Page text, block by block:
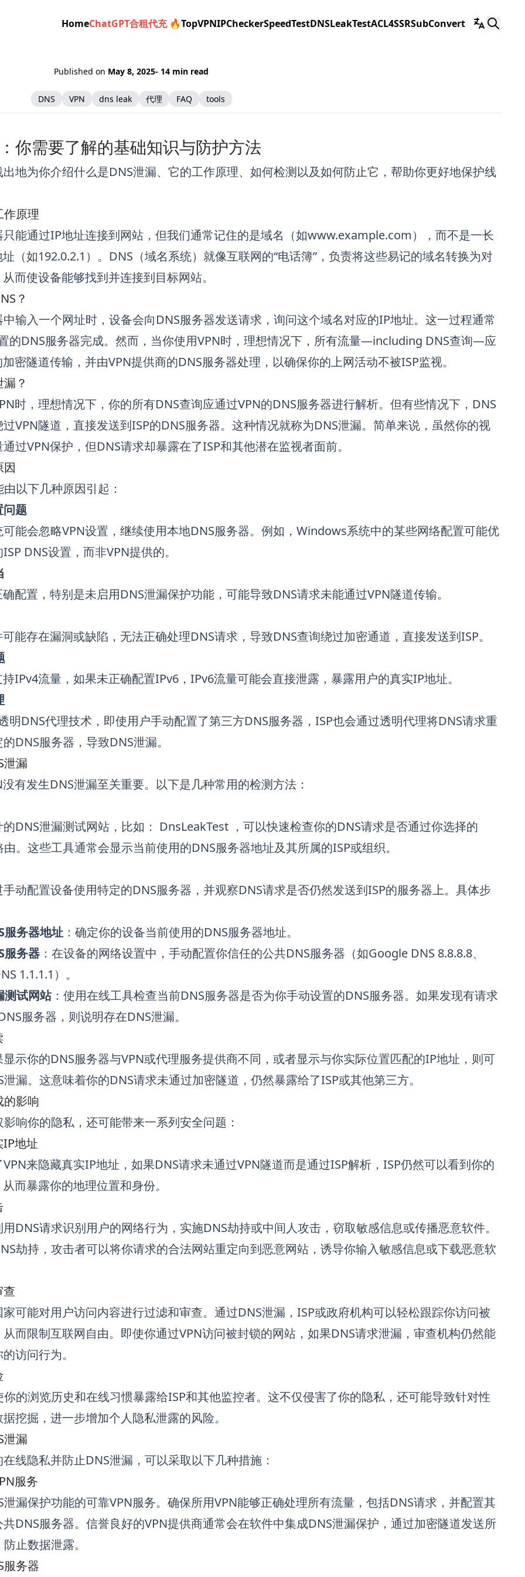
HomeChatGPT合租代充 🔥TopVPNIPCheckerSpeedTestDNSLeakTestACL4SSRSubConvert
Published on May 8, 2025- 14 min read
DNS VPN dns leak 代理 FAQ tools
你需要了解的基础知识与防护方法
地为你介绍什么是DNS泄漏、它的工作原理、如何检测以及如何防止它，帮助你更好地保护线
作原理
能通过IP地址连接到网站，但我们通常记住的是域名（如www.example.com），而不是一长
（如192.0.2.1）。DNS（域名系统）就像互联网的“电话簿”，负责将这些易记的域名转换为对
而使设备能够找到并连接到目标网站。
？
输入一个网址时，设备会向DNS服务器发送请求，询问这个域名对应的IP地址。这一过程通常
的DNS服务器完成。然而，当你使用VPN时，理想情况下，所有流量—including DNS查询—应
密隧道传输，并由VPN提供商的DNS服务器处理，以确保你的上网活动不被ISP监视。
？
时，理想情况下，你的所有DNS查询应通过VPN的DNS服务器进行解析。但有些情况下，DNS
VPN隧道，直接发送到ISP的DNS服务器。这种情况就称为DNS泄漏。简单来说，虽然你的视
过VPN保护，但DNS请求却暴露在了ISP和其他潜在监视者面前。
因
以下几种原因引起：
问题
能会忽略VPN设置，继续使用本地DNS服务器。例如，Windows系统中的某些网络配置可能优
DNS设置，而非VPN提供的。
配置，特别是未启用DNS泄漏保护功能，可能导致DNS请求未能通过VPN隧道传输。
能存在漏洞或缺陷，无法正确处理DNS请求，导致DNS查询绕过加密通道，直接发送到ISP。
IPv4流量，如果未正确配置IPv6，IPv6流量可能会直接泄露，暴露用户的真实IP地址。
明DNS代理技术，即使用户手动配置了第三方DNS服务器，ISP也会通过透明代理将DNS请求重
DNS服务器，导致DNS泄漏。
泄漏
有发生DNS泄漏至关重要。以下是几种常用的检测方法：
DNS泄漏测试网站，比如： DnsLeakTest ，可以快速检查你的DNS请求是否通过你选择的
。这些工具通常会显示当前使用的DNS服务器地址及其所属的ISP或组织。
动配置设备使用特定的DNS服务器，并观察DNS请求是否仍然发送到ISP的服务器上。具体步
服务器地址 ：确定你的设备当前使用的DNS服务器地址。
服务器 ：在设备的网络设置中，手动配置你信任的公共DNS服务器（如Google DNS 8.8.8.8、
1.1.1.1）。
测试网站：使用在线工具检查当前DNS服务器是否为你手动设置的DNS服务器。如果发现有请求
服务器，则说明存在DNS泄漏。
示你的DNS服务器与VPN或代理服务提供商不同，或者显示与你实际位置匹配的IP地址，则可
漏。这意味着你的DNS请求未通过加密隧道，仍然暴露给了ISP或其他第三方。
的影响
响你的隐私，还可能带来一系列安全问题：
地址
来隐藏真实IP地址，如果DNS请求未通过VPN隧道而是通过ISP解析，ISP仍然可以看到你的
而暴露你的地理位置和身份。
DNS请求识别用户的网络行为，实施DNS劫持或中间人攻击，窃取敏感信息或传播恶意软件。
劫持，攻击者可以将你请求的合法网站重定向到恶意网站，诱导你输入敏感信息或下载恶意软
查
可能对用户访问内容进行过滤和审查。通过DNS泄漏，ISP或政府机构可以轻松跟踪你访问被
而限制互联网自由。即使你通过VPN访问被封锁的网站，如果DNS请求泄漏，审查机构仍然能
访问行为。
你的浏览历史和在线习惯暴露给ISP和其他监控者。这不仅侵害了你的隐私，还可能导致针对性
挖掘，进一步增加个人隐私泄露的风险。
泄漏
线隐私并防止DNS泄漏，可以采取以下几种措施：
服务
漏保护功能的可靠VPN服务。确保所用VPN能够正确处理所有流量，包括DNS请求，并配置其
DNS服务器。信誉良好的VPN提供商通常会在软件中集成DNS泄漏保护，通过加密隧道发送所
止数据泄露。
服务器